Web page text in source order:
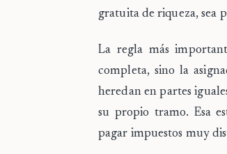
gratuita de riqueza, sea
La regla más
completa, sino la
heredan en partes
su propio tramo. Esa
pagar impuestos muy